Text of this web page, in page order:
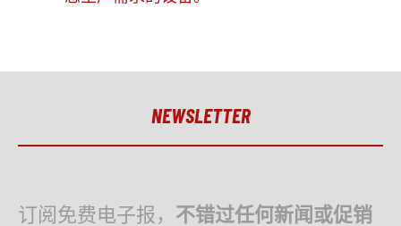
NEWSLETTER
订阅免费电子报， 不错过任何新闻或促销